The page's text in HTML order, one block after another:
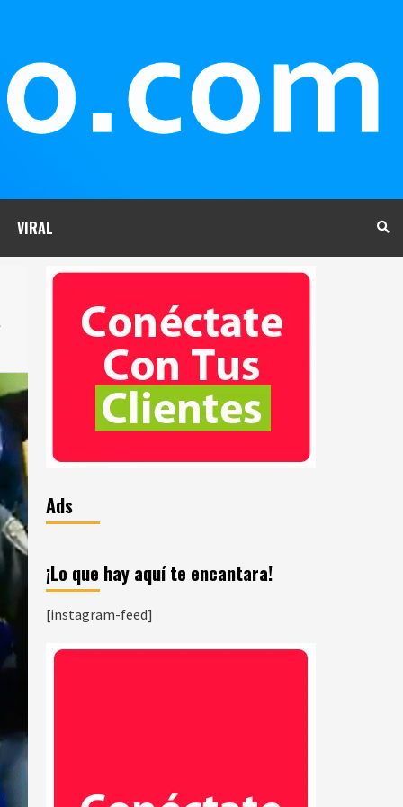
VIRAL
Ads
¡Lo que hay aquí te encantara!
[instagram-feed]